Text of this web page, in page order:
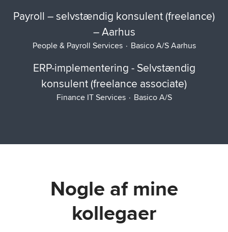
Payroll – selvstændig konsulent (freelance)
– Aarhus
People & Payroll Services · Basico A/S Aarhus
ERP-implementering - Selvstændig
konsulent (freelance associate)
Finance IT Services · Basico A/S
Nogle af mine
kollegaer